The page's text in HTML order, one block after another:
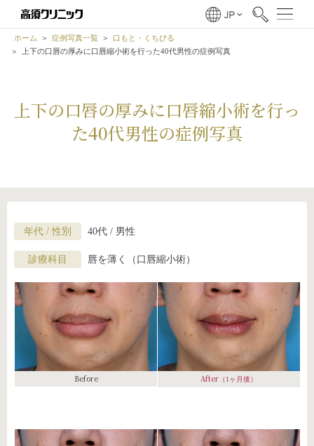
ホーム 症例写真一覧
口もと・くちびる
上下の口唇の厚みに口唇縮小術を行った40代男性の症例写真
上下の口唇の厚みに口唇縮小術を行っ
た40代男性の症例写真
年代 / 性別 40代 / 男性
診療科目 唇を薄く（口唇縮小術）
Before After （1ヶ月後）